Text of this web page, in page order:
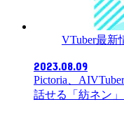
VTuber最新
2023.08.09
Pictoria、
話せる「紡ネン」